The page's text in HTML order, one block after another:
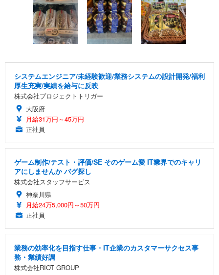
システムエンジニア/未経験歓迎/業務システムの設計開発/福利
厚生充実/実績を給与に反映
株式会社プロジェクトトリガー
大阪府
月給31万円～45万円
正社員
ゲーム制作/テスト・評価/SE そのゲーム愛 IT業界でのキャリ
アにしませんか バグ探し
株式会社スタッフサービス
神奈川県
月給24万5,000円～50万円
正社員
業務の効率化を目指す仕事・IT企業のカスタマーサクセス事
務・業績好調
株式会社RIOT GROUP